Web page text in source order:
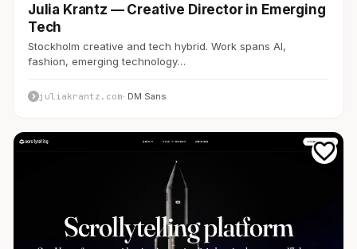
Julia Krantz — Creative Director in Emerging
Tech
Stockholm creative and tech hybrid. Work spans AI,
fashion, emerging technology…
juliakrantz.com· DM Sans